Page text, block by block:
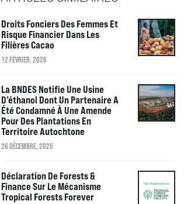
Droits Fonciers Des Femmes Et
Risque Financier Dans Les
Filières Cacao
12 FÉVRIER, 2026
La BNDES Notifie Une Usine
D’éthanol Dont Un Partenaire A
Été Condamné À Une Amende
Pour Des Plantations En
Territoire Autochtone
26 DÉCEMBRE, 2025
Déclaration De Forests &
Finance Sur Le Mécanisme
Tropical Forests Forever